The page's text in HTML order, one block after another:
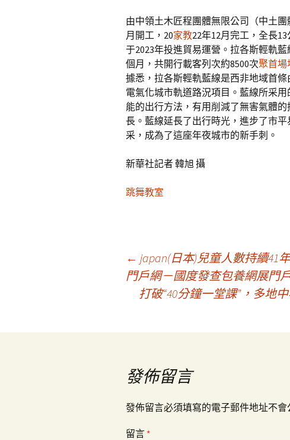
由中領土木匠程團體無限公司（中土
月開工，20家教22年12月完工，全長
于2023年投進貿易運營。拉各斯輕軌
個月，共開行載客列次約8500次聚首場
據悉，拉各斯輕軌藍線是西非地域首
電氣化城市軌道路況項目。藍線所采
能的出行方法，有用削減了無害氣體
長。藍線延長了出行時光，進步了市
采，成為了這座年夜城市的新手刺。
新華社記者 韓旭 攝
跳舞教室
導
← japan(日本)兒童人數持續41
門戶網－國度發查包養網展門
打破“40分鐘一堂課”，多地
發佈留言
發佈留言必須填寫的電子郵件地址不會
留言 *